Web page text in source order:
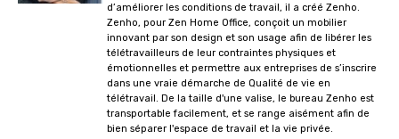
d’améliorer les conditions de travail, il a créé Zenho.
Zenho, pour Zen Home Office, conçoit un mobilier
innovant par son design et son usage afin de libérer les
télétravailleurs de leur contraintes physiques et
émotionnelles et permettre aux entreprises de s’inscrire
dans une vraie démarche de Qualité de vie en
télétravail. De la taille d'une valise, le bureau Zenho est
transportable facilement, et se range aisément afin de
bien séparer l'espace de travail et la vie privée.